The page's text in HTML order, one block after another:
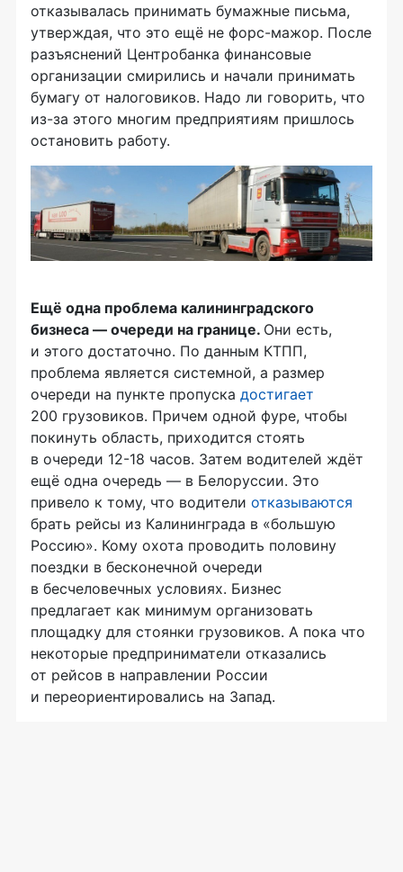
отказывалась принимать бумажные письма,
утверждая, что это ещё не форс-мажор. После
разъяснений Центробанка финансовые
организации смирились и начали принимать
бумагу от налоговиков. Надо ли говорить, что
из-за этого многим предприятиям пришлось
остановить работу.
Ещё одна проблема калининградского
бизнеса — очереди на границе. Они есть,
и этого достаточно. По данным КТПП,
проблема является системной, а размер
очереди на пункте пропуска достигает
200 грузовиков. Причем одной фуре, чтобы
покинуть область, приходится стоять
в очереди 12-18 часов. Затем водителей ждёт
ещё одна очередь — в Белоруссии. Это
привело к тому, что водители отказываются
брать рейсы из Калининграда в «большую
Россию». Кому охота проводить половину
поездки в бесконечной очереди
в бесчеловечных условиях. Бизнес
предлагает как минимум организовать
площадку для стоянки грузовиков. А пока что
некоторые предприниматели отказались
от рейсов в направлении России
и переориентировались на Запад.